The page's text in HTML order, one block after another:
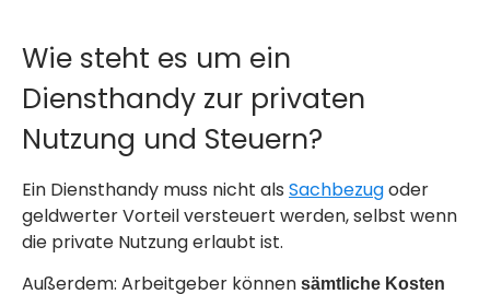
Wie steht es um ein
Diensthandy zur privaten
Nutzung und Steuern?
Ein Diensthandy muss nicht als Sachbezugoder
geldwerter Vorteil versteuert werden, selbst wenn
die private Nutzung erlaubt ist.
Außerdem: Arbeitgeber können sämtliche Kosten